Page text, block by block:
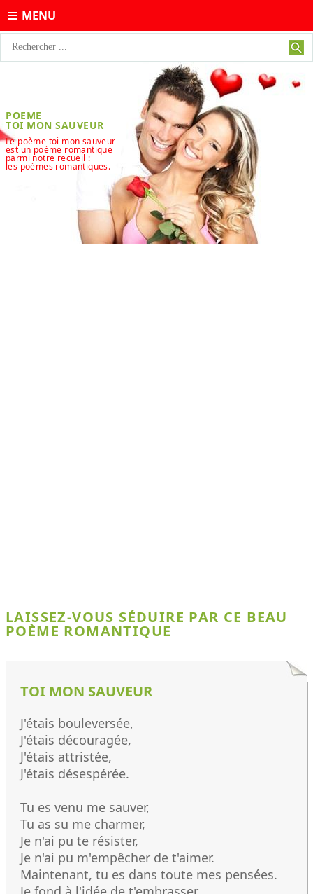
MENU
POEME
TOI MON SAUVEUR
Le poème toi mon sauveur
est un poème romantique
parmi notre recueil :
les poèmes romantiques.
LAISSEZ-VOUS SÉDUIRE PAR CE BEAU
POÈME ROMANTIQUE
TOI MON SAUVEUR
J'étais bouleversée,
J'étais découragée,
J'étais attristée,
J'étais désespérée.
Tu es venu me sauver,
Tu as su me charmer,
Je n'ai pu te résister,
Je n'ai pu m'empêcher de t'aimer.
Maintenant, tu es dans toute mes pensées.